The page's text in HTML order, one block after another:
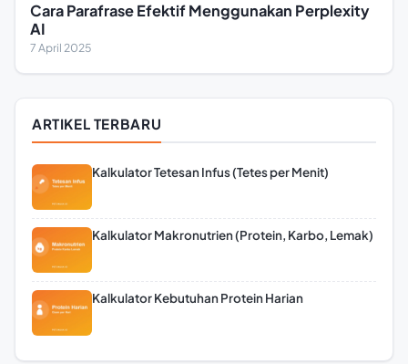
Cara Parafrase Efektif Menggunakan Perplexity
AI
7 April 2025
ARTIKEL TERBARU
Kalkulator Tetesan Infus (Tetes per Menit)
Kalkulator Makronutrien (Protein, Karbo, Lemak)
Kalkulator Kebutuhan Protein Harian